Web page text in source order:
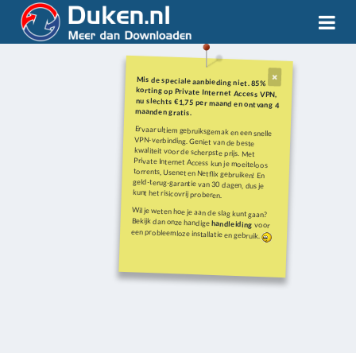
Mis de speciale aanbieding niet. 85%
korting op Private Internet Access VPN,
nu slechts €1,75 per maand en ontvang 4
maanden gratis.
Ervaar ultiem gebruiksgemak en een snelle
VPN-verbinding. Geniet van de beste
kwaliteit voor de scherpste prijs. Met
Private Internet Access kun je moeiteloos
torrents, Usenet en Netflix gebruiken! En
geld-terug-garantie van 30 dagen, dus je
kunt het risicovrij proberen.
Wil je weten hoe je aan de slag kunt gaan?
Bekijk dan onze handigehandleiding voor
een probleemloze installatie en gebruik.